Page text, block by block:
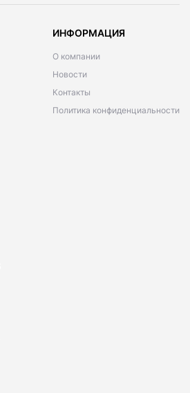
ИНФОРМАЦИЯ
О компании
Новости
Контакты
Политика конфиденциальности